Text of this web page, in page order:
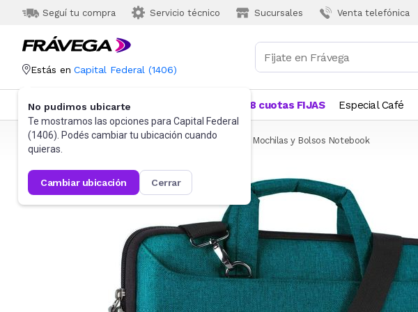
Seguí tu compra Servicio técnico Sucursales Venta telefónica
Estás en Capital Federal (1406)
No pudimos ubicarte
Te mostramos las opciones para Capital Federal
(1406). Podés cambiar tu ubicación cuando
quieras.
cambiar ubicación cerrar
Categorías Más Vendidos 18 cuotas FIJAS Especial Café
Frávega Informática Accesorios de Informática Mochilas y Bolsos Notebook